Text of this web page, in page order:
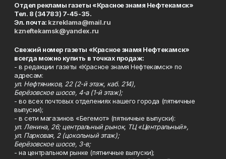
Отдел рекламы газеты «Красное знамя Нефтекамск»
Тел. 8 (34783) 7-45-35.
Эл. почта: kzreklama@mail.ru
kzneftekamsk@yandex.ru
Свежий номер газеты «Красное знамя Нефтекамск»
всегда можно купить в точках продаж:
- в редакции газеты «Красное знамя Нефтекамск» по
адресам:
ул. Нефтяников, 22 (2-й этаж, каб. 214),
Берёзовское шоссе, 4-а (1-й этаж);
- во всех почтовых отделениях нашего города (пятничные
выпуски);
- в сети магазинов «Бегемот» (пятничные выпуски):
ул. Ленина, 26; центральный рынок, ТЦ «Центральный»,
ул. Парковая, 2 (цокольный этаж);
Берёзовское шоссе, 3-в;
- на центральном рынке (пятничные выпуски);